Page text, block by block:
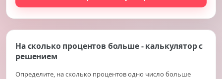
На сколько процентов больше - калькулятор с
решением
Определите, на сколько процентов одно число больше